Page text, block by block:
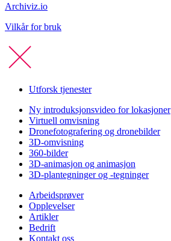
Archiviz.io
Vilkår for bruk
Utforsk tjenester
Ny introduksjonsvideo for lokasjoner
Virtuell omvisning
Dronefotografering og dronebilder
3D-omvisning
360-bilder
3D-animasjon og animasjon
3D-plantegninger og -tegninger
Arbeidsprøver
Opplevelser
Artikler
Bedrift
Kontakt oss